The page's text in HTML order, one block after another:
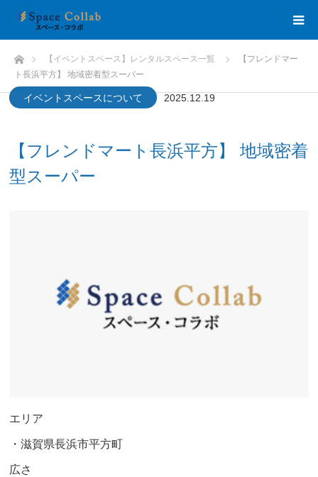
HOME 【イベントスペース】レンタルスペース一覧
【フレンドマー
ト長浜平方】 地域密着型スーパー
イベントスペースについて 2025.12.19
【フレンドマート長浜平方】 地域密着
型スーパー
エリア
・滋賀県長浜市平方町
広さ